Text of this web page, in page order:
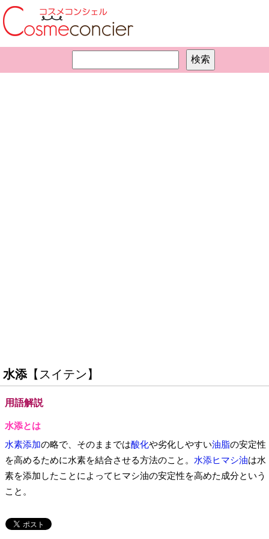
水添【スイテン】
用語解説
水添とは
水素添加の略で、そのままでは酸化や劣化しやすい油脂の安定性
を高めるために水素を結合させる方法のこと。 水添ヒマシ油は水
素を添加したことによってヒマシ油の安定性を高めた成分という
こと。